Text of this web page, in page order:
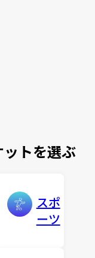
トを選ぶ
スポ
ーツ